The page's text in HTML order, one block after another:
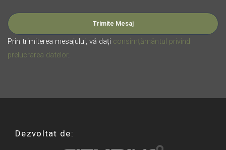
Prin trimiterea mesajului, vă dați consimțământul privind
prelucrarea datelor.
Dezvoltat de: